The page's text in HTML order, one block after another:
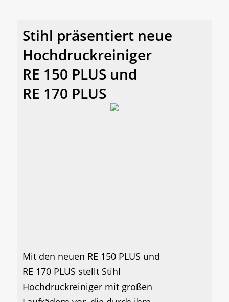
Stihl präsentiert neue
Hochdruckreiniger
RE 150 PLUS und
RE 170 PLUS
Mit den neuen RE 150 PLUS und
RE 170 PLUS stellt Stihl
Hochdruckreiniger mit großen